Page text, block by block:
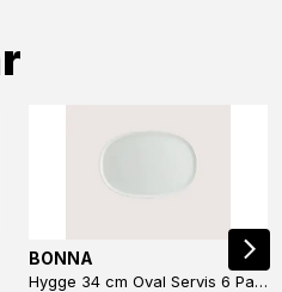
BONNA
Hygge 34 cm Oval Servis 6 Parça